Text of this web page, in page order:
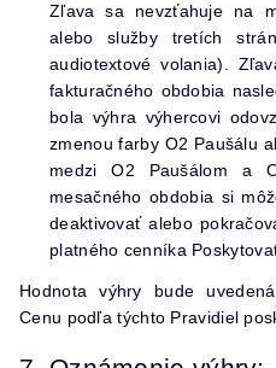
Zľava sa nevzťahuje na
alebo služby tretích
audiotextové volania).
fakturačného obdobia
bola výhra výhercovi
zmenou farby O2 Paušálu
medzi O2 Paušálom a
mesačného obdobia si
deaktivovať alebo
platného cenníka
Hodnota výhry bude
Cenu podľa týchto Pravidiel